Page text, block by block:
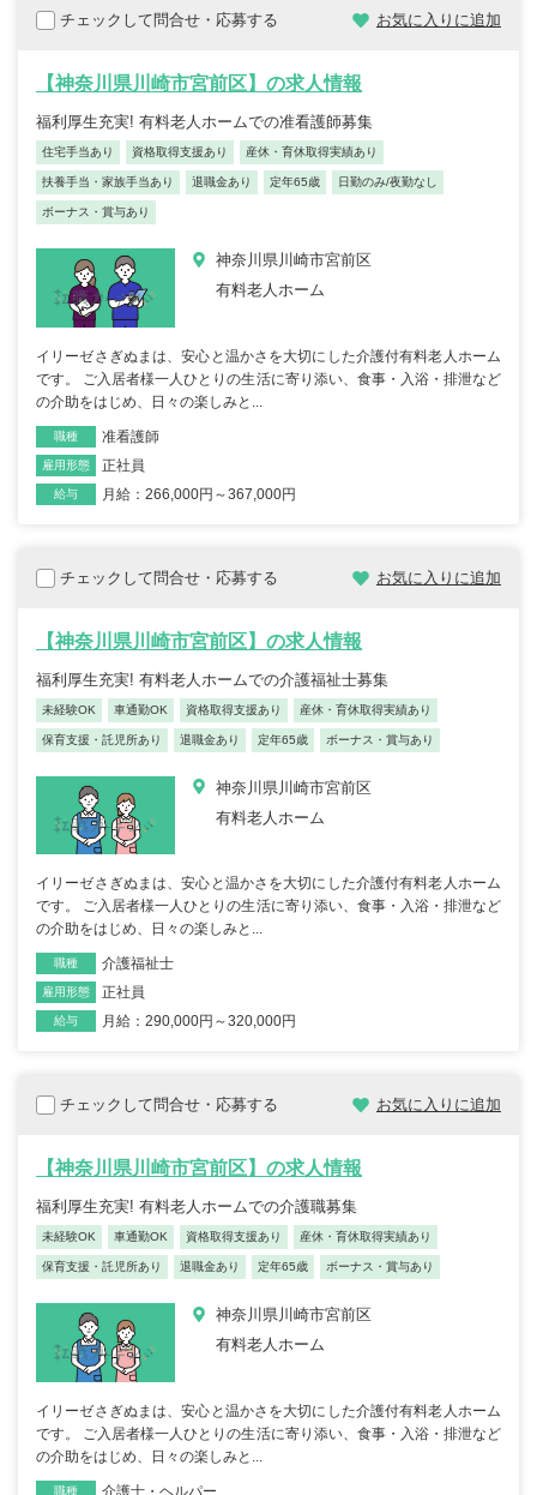
チェックして問合せ・応募する お気に入りに追加
【神奈川県川崎市宮前区】の求人情報
福利厚生充実! 有料老人ホームでの准看護師募集
住宅手当あり 資格取得支援あり 産休・育休取得実績あり
扶養手当・家族手当あり 退職金あり 定年65歳 日勤のみ/夜勤なし
ボーナス・賞与あり
神奈川県川崎市宮前区
有料老人ホーム
イリーゼさぎぬまは、安心と温かさを大切にした介護付有料老人ホーム
です。 ご入居者様一人ひとりの生活に寄り添い、食事・入浴・排泄など
の介助をはじめ、日々の楽しみと...
職種 准看護師
雇用形態 正社員
給与 月給：266,000円～367,000円
チェックして問合せ・応募する お気に入りに追加
【神奈川県川崎市宮前区】の求人情報
福利厚生充実! 有料老人ホームでの介護福祉士募集
未経験OK 車通勤OK 資格取得支援あり 産休・育休取得実績あり
保育支援・託児所あり 退職金あり 定年65歳 ボーナス・賞与あり
神奈川県川崎市宮前区
有料老人ホーム
イリーゼさぎぬまは、安心と温かさを大切にした介護付有料老人ホーム
です。 ご入居者様一人ひとりの生活に寄り添い、食事・入浴・排泄など
の介助をはじめ、日々の楽しみと...
職種 介護福祉士
雇用形態 正社員
給与 月給：290,000円～320,000円
チェックして問合せ・応募する お気に入りに追加
【神奈川県川崎市宮前区】の求人情報
福利厚生充実! 有料老人ホームでの介護職募集
未経験OK 車通勤OK 資格取得支援あり 産休・育休取得実績あり
保育支援・託児所あり 退職金あり 定年65歳 ボーナス・賞与あり
神奈川県川崎市宮前区
有料老人ホーム
イリーゼさぎぬまは、安心と温かさを大切にした介護付有料老人ホーム
です。 ご入居者様一人ひとりの生活に寄り添い、食事・入浴・排泄など
の介助をはじめ、日々の楽しみと...
職種 介護士・ヘルパー